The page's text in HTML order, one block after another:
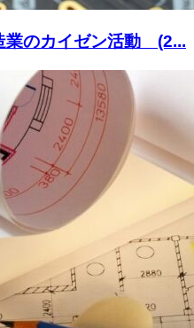
のカイゼン活動 (2...